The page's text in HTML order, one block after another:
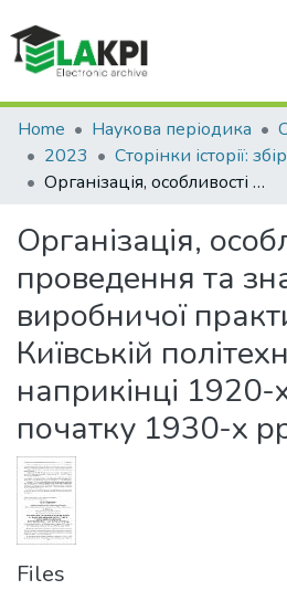
Communities & Collections
All of DSpace
Home Наукова періодика
2023
Організація, особливості проведення та значення виробничої практики у Київській політехніці наприкінці 1920-х - на початку 1930-х рр.
Організація,
проведення та
виробничої
Київській
наприкінці 1920-
початку 1930-х
Files